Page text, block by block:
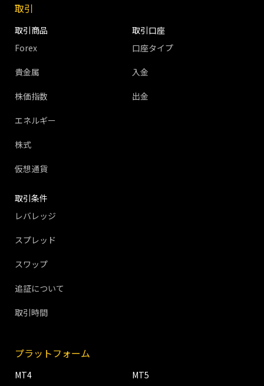
取引
取引商品
Forex
貴金属
株価指数
エネルギー
株式
仮想通貨
取引口座
口座タイプ
入金
出金
取引条件
レバレッジ
スプレッド
スワップ
追証について
取引時間
プラットフォーム
MT4 MT5